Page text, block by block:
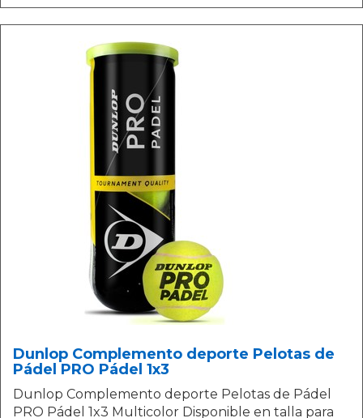
Dunlop Complemento deporte Pelotas de
Pádel PRO Pádel 1x3
Dunlop Complemento deporte Pelotas de Pádel
PRO Pádel 1x3 Multicolor Disponible en talla para